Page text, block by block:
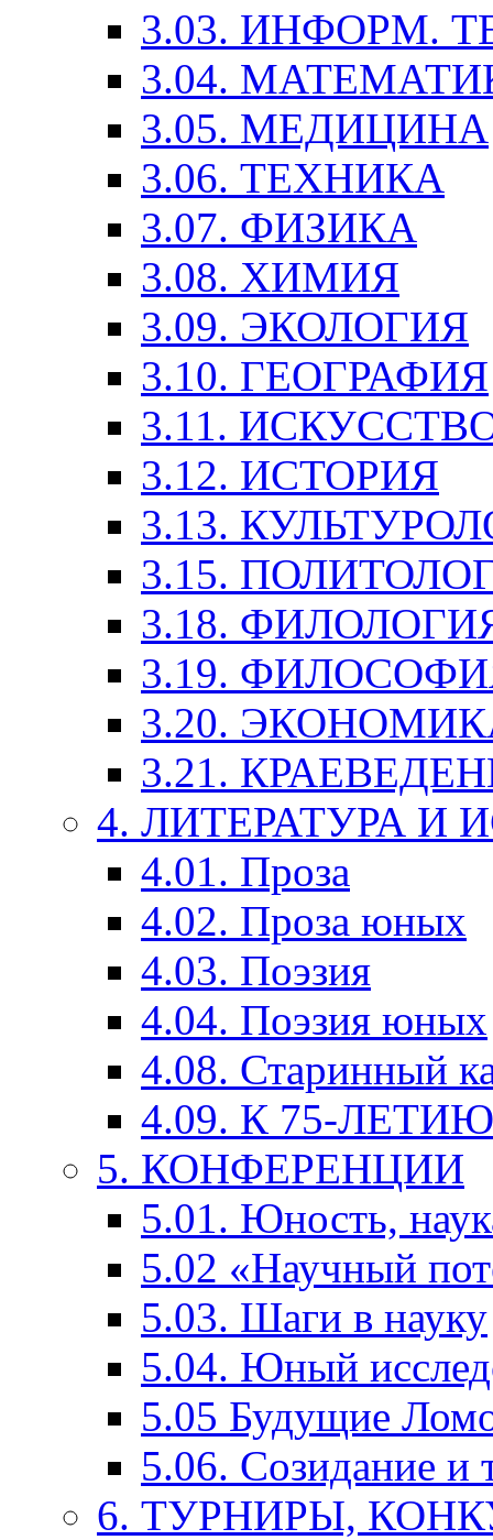
3.03. ИНФОРМ.
3.04.
3.05. МЕДИЦИНА
3.06. ТЕХНИКА
3.07. ФИЗИКА
3.08. ХИМИЯ
3.09. ЭКОЛОГИЯ
3.10. ГЕОГРАФИЯ
3.11.
3.12. ИСТОРИЯ
3.13.
3.15.
3.18.
3.19.
3.20.
3.21.
4. ЛИТЕРАТУРА И
4.01. Проза
4.02. Проза юных
4.03. Поэзия
4.04. Поэзия юных
4.08. Старинный
4.09. К 75-
5. КОНФЕРЕНЦИИ
5.01. Юность,
5.02 «Научный
5.03. Шаги в науку
5.04. Юный
5.05 Будущие
5.06. Созидание и
6. ТУРНИРЫ,